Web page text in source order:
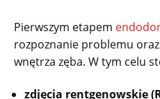
Pierwszym etapem
rozpoznanie problemu
wnętrza zęba. W tym celu
zdjęcia rentgenowskie